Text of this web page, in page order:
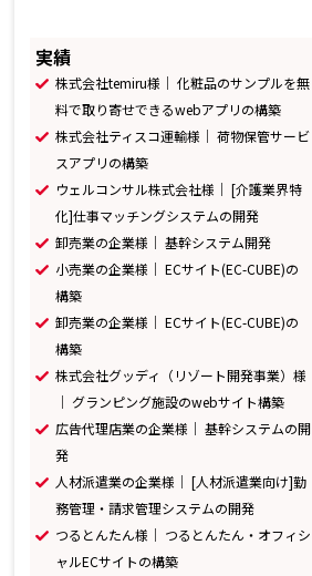
実績
株式会社temiru様｜ 化粧品のサンプルを無
料で取り寄せできるwebアプリの構築
株式会社ティスコ運輸様｜ 荷物保管サービ
スアプリの構築
ウェルコンサル株式会社様｜ [介護業界特
化]仕事マッチングシステムの開発
卸売業の企業様｜ 基幹システム開発
小売業の企業様｜ ECサイト(EC-CUBE)の
構築
卸売業の企業様｜ ECサイト(EC-CUBE)の
構築
株式会社グッディ（リゾート開発事業）様
｜ グランピング施設のwebサイト構築
広告代理店業の企業様｜ 基幹システムの開
発
人材派遣業の企業様｜ [人材派遣業向け]勤
務管理・請求管理システムの開発
つるとんたん様｜ つるとんたん・オフィシ
ャルECサイトの構築